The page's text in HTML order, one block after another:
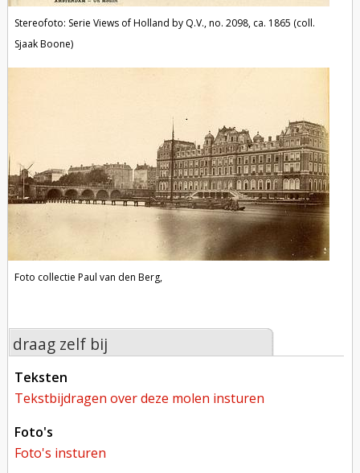
Stereofoto: Serie Views of Holland by Q.V., no. 2098, ca. 1865 (coll.
Sjaak Boone)
Foto collectie Paul van den Berg,
draag zelf bij
teksten
tekstbijdragen over deze molen insturen
foto's
foto's insturen